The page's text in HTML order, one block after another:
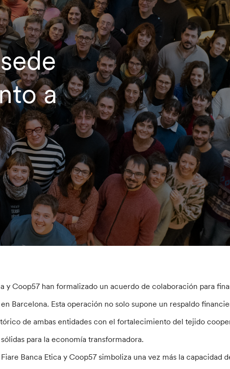
a
y Coop57 han formalizado un acuerdo de colaboración para
en Barcelona. Esta operación no solo supone un respaldo
de ambas entidades con el fortalecimiento del tejido
para la economía transformadora.
Banca Etica y Coop57 simboliza una vez más la capacidad